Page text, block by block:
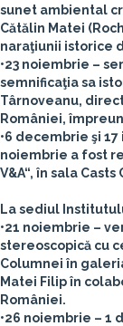
sunet ambiental
Cătălin Matei
naraţiunii istorice
•23 noiembrie –
semnificaţia sa
Târnoveanu,
României,
•6 decembrie şi
noiembrie a fost
V&A“, în sala
La sediul
•21 noiembrie –
stereoscopică cu
Columnei în
Matei Filip în
României.
•26 noiembrie – 1